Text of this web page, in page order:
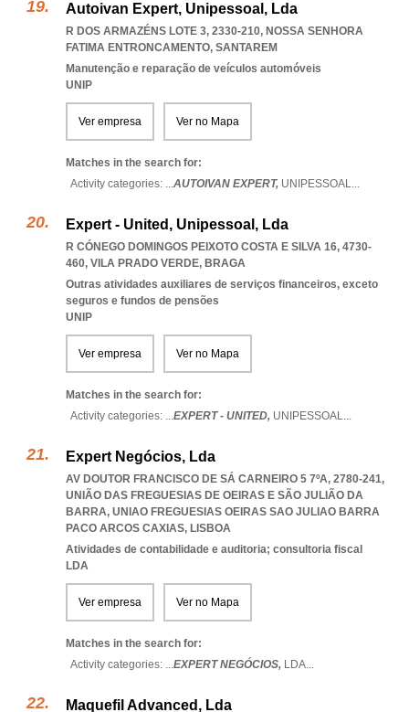
Autoivan Expert, Unipessoal, Lda
R DOS ARMAZÉNS LOTE 3, 2330-210, NOSSA SENHORA
FATIMA ENTRONCAMENTO, SANTAREM
Manutenção e reparação de veículos automóveis
UNIP
Ver empresa Ver no Mapa
Matches in the search for:
Activity categories: ...AUTOIVAN EXPERT, UNIPESSOAL...
Expert - United, Unipessoal, Lda
R CÓNEGO DOMINGOS PEIXOTO COSTA E SILVA 16, 4730-
460, VILA PRADO VERDE, BRAGA
Outras atividades auxiliares de serviços financeiros, exceto
seguros e fundos de pensões
UNIP
Ver empresa Ver no Mapa
Matches in the search for:
Activity categories: ...EXPERT - UNITED, UNIPESSOAL...
Expert Negócios, Lda
AV DOUTOR FRANCISCO DE SÁ CARNEIRO 5 7ºA, 2780-241,
UNIÃO DAS FREGUESIAS DE OEIRAS E SÃO JULIÃO DA
BARRA, UNIAO FREGUESIAS OEIRAS SAO JULIAO BARRA
PACO ARCOS CAXIAS, LISBOA
Atividades de contabilidade e auditoria; consultoria fiscal
LDA
Ver empresa Ver no Mapa
Matches in the search for:
Activity categories: ...EXPERT NEGÓCIOS, LDA...
Maquefil Advanced, Lda